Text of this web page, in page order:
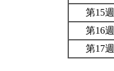
第15週
第16週
第17週